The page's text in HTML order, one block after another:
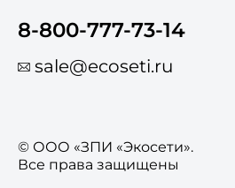
8-800-777-73-14
sale@ecoseti.ru
© ООО «ЗПИ «Экосети».
Все права защищены